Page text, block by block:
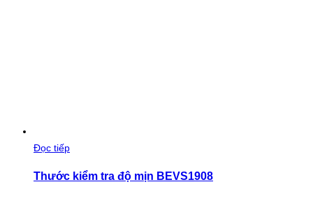
Đọc tiếp
Thước kiểm tra độ mịn BEVS1908